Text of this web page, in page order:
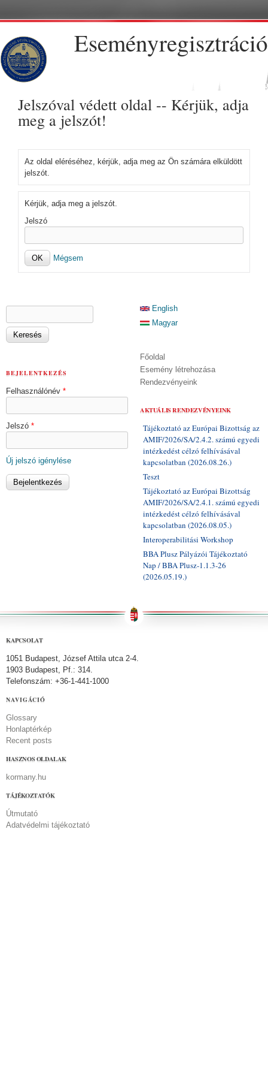
Eseményregisztráció
Jelszóval védett oldal -- Kérjük, adja
meg a jelszót!
Az oldal eléréséhez, kérjük, adja meg az Ön számára elküldött
jelszót.
Kérjük, adja meg a jelszót.
Jelszó
Mégsem
KERESÉS ŰRLAP
BEJELENTKEZÉS
Felhasználónév *
Jelszó *
Új jelszó igénylése
English
Magyar
Főoldal
Esemény létrehozása
Rendezvényeink
AKTUÁLIS RENDEZVÉNYEINK
Tájékoztató az Európai Bizottság az
AMIF/2026/SA/2.4.2. számú egyedi
intézkedést célzó felhívásával
kapcsolatban (2026.08.26.)
Teszt
Tájékoztató az Európai Bizottság
AMIF/2026/SA/2.4.1. számú egyedi
intézkedést célzó felhívásával
kapcsolatban (2026.08.05.)
Interoperabilitási Workshop
BBA Plusz Pályázói Tájékoztató
Nap / BBA Plusz-1.1.3-26
(2026.05.19.)
KAPCSOLAT
1051 Budapest, József Attila utca 2-4.
1903 Budapest, Pf.: 314.
Telefonszám: +36-1-441-1000
NAVIGÁCIÓ
Glossary
Honlaptérkép
Recent posts
HASZNOS OLDALAK
kormany.hu
TÁJÉKOZTATÓK
Útmutató
Adatvédelmi tájékoztató